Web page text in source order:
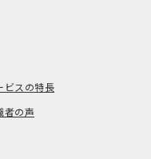
ビスの特長
者の声